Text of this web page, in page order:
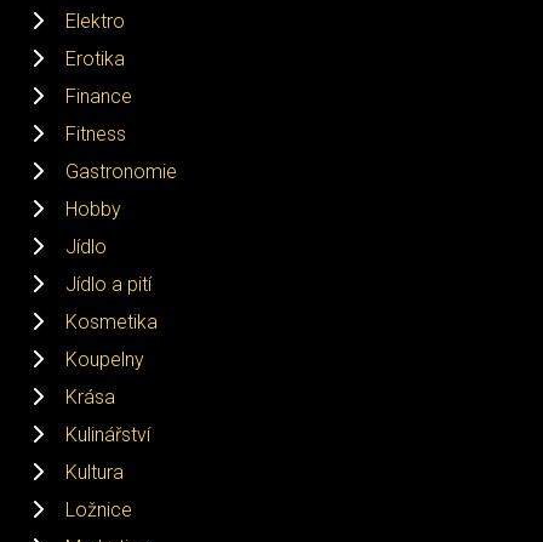
Elektro
Erotika
Finance
Fitness
Gastronomie
Hobby
Jídlo
Jídlo a pití
Kosmetika
Koupelny
Krása
Kulinářství
Kultura
Ložnice